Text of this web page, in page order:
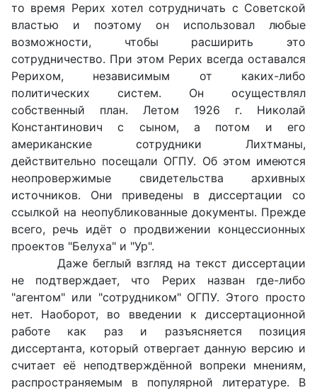
то время Рерих хотел сотрудничать с Советской
властью и поэтому он использовал любые
возможности, чтобы расширить это
сотрудничество. При этом Рерих всегда оставался
Рерихом, независимым от каких-либо
политических систем. Он осуществлял
собственный план. Летом 1926 г. Николай
Константинович с сыном, а потом и его
американские сотрудники Лихтманы,
действительно посещали ОГПУ. Об этом имеются
неопровержимые свидетельства архивных
источников. Они приведены в диссертации со
ссылкой на неопубликованные документы. Прежде
всего, речь идёт о продвижении концессионных
проектов "Белуха" и "Ур".
Даже беглый взгляд на текст диссертации
не подтверждает, что Рерих назван где-либо
"агентом" или "сотрудником" ОГПУ. Этого просто
нет. Наоборот, во введении к диссертационной
работе как раз и разъясняется позиция
диссертанта, который отвергает данную версию и
считает её неподтверждённой вопреки мнениям,
распространяемым в популярной литературе. В